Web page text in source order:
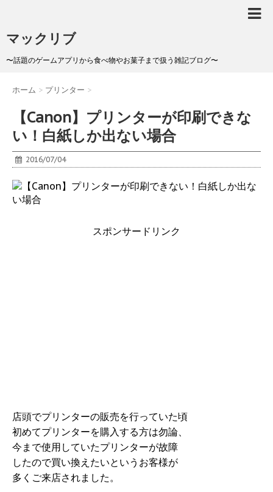
マックリブ
〜話題のゲームアプリから食べ物やお菓子まで扱う雑記ブログ〜
ホーム > プリンター >
【Canon】プリンターが印刷できな
い！白紙しか出ない場合
2016/07/04
スポンサードリンク
店頭でプリンターの販売を行っていた頃
初めてプリンターを購入する方は勿論、
今まで使用していたプリンターが故障
したので買い換えたいというお客様が
多くご来店されました。